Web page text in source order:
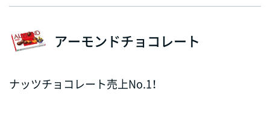
アーモンドチョコレート
ナッツチョコレート売上No.1！